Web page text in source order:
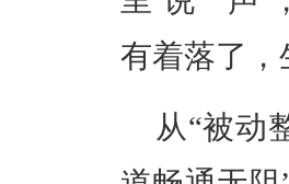
有着落了，
从“被动